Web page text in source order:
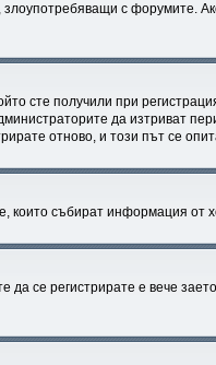
с форумите.
сте получили при
да изтриват
отново, и този път се
които събират информация от
се регистрирате е вече